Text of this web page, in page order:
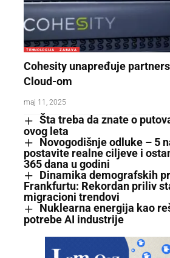
TEHNOLOGIJA ZABAVA
Cohesity unapređuje
Cloud-om
maj 11, 2025
Šta treba da znate o
ovog leta
Novogodišnje odluke – 5
postavite realne ciljeve i
365 dana u godini
Dinamika demografskih
Frankfurtu: Rekordan priliv
migracioni trendovi
Nuklearna energija kao
potrebe AI industrije